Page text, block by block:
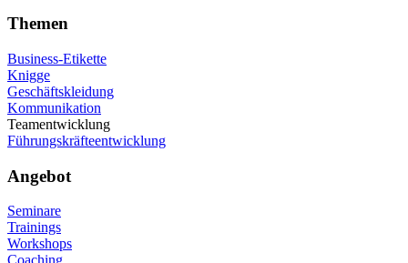
Themen
Business-Etikette
Knigge
Geschäftskleidung
Kommunikation
Teamentwicklung
Führungskräfteentwicklung
Angebot
Seminare
Trainings
Workshops